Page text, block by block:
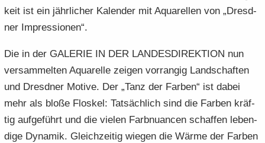
keit ist ein jähr­li­cher Ka­len­der mit Aqua­rel­len von „Dresd­
ner Im­pres­sio­nen“.
Die in der GA­LE­RIE IN DER LAN­DES­DI­REK­TI­ON nun
ver­sam­mel­ten Aqua­rel­le zei­gen vor­ran­gig Land­schaf­ten
und Dresd­ner Mo­ti­ve. Der „Tanz der Far­ben“ ist dabei
mehr als bloße Flos­kel: Tat­säch­lich sind die Far­ben kräf­
tig auf­ge­führt und die vie­len Farb­nu­an­cen schaf­fen le­ben­
di­ge Dy­na­mik. Gleich­zei­tig wie­gen die Wärme der Far­ben